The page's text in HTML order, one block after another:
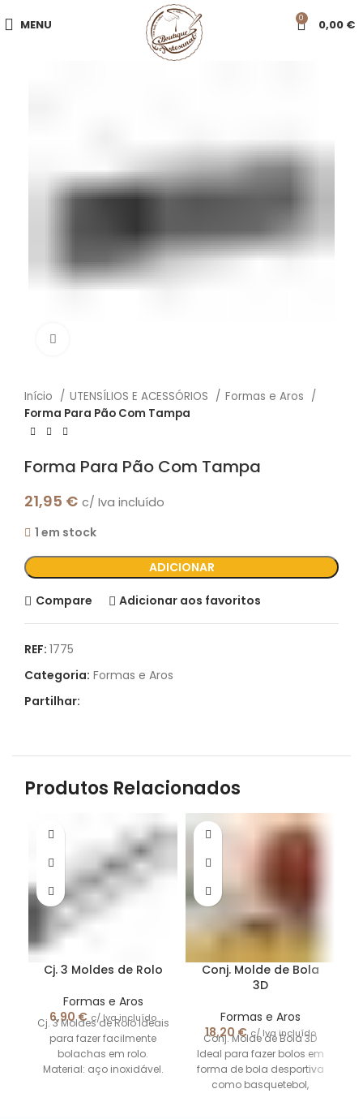
MENU 0 0,00 €
Início UTENSÍLIOS E ACESSÓRIOS
Formas e Aros
Forma Para Pão Com Tampa
Forma Para Pão Com Tampa
21,95 € c/ Iva incluído
1 em stock
ADICIONAR
Compare Adicionar aos favoritos
REF: 1775
Categoria: Formas e Aros
Partilhar:
Produtos Relacionados
Cj. 3 Moldes de Rolo
Formas e Aros
6,90€ c/ Iva incluído
Cj. 3 Moldes de Rolo Ideais
para fazer facilmente
bolachas em rolo.
Material: aço inoxidável.
Conj. Molde de Bola
3D
Formas e Aros
18,20 € c/ Iva incluído
Conj. Molde de Bola 3D
Ideal para fazer bolos em
forma de bola desportiva
como basquetebol,